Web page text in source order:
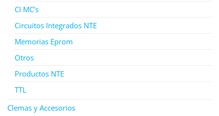
CI MC’s
Circuitos Integrados NTE
Memorias Eprom
Otros
Productos NTE
TTL
Clemas y Accesorios